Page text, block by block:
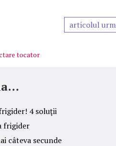
articolul
tocator
4 soluţii
frigider
câteva secunde